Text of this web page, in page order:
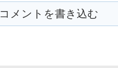
コメントを書き込む